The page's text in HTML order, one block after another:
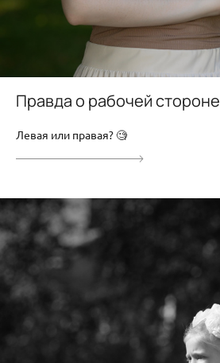
Правда о рабочей стороне
Левая или правая? 🧐